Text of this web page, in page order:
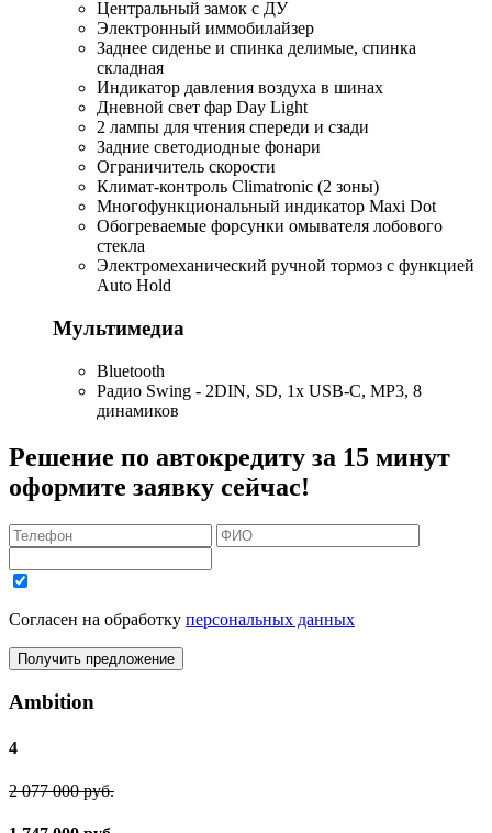
Центральный замок с ДУ
Электронный иммобилайзер
Заднее сиденье и спинка делимые, спинка
складная
Индикатор давления воздуха в шинах
Дневной свет фар Day Light
2 лампы для чтения спереди и сзади
Задние светодиодные фонари
Ограничитель скорости
Климат-контроль Climatronic (2 зоны)
Многофункциональный индикатор Maxi Dot
Обогреваемые форсунки омывателя лобового
стекла
Электромеханический ручной тормоз с функцией
Auto Hold
Мультимедиа
Bluetooth
Радио Swing - 2DIN, SD, 1x USB-C, MP3, 8
динамиков
Решение по автокредиту за 15 минут
оформите заявку сейчас!
Согласен на обработку персональных данных
Получить предложение
Ambition
4
2 077 000 руб.